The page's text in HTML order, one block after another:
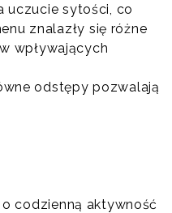
uczucie sytości, co
znalazły się różne
wpływających
odstępy pozwalają
codzienną aktywność